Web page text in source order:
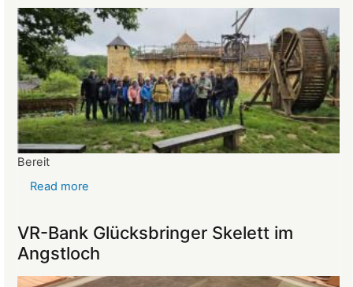
26.03.2025
Bereit
Read more
Mittelalter
begeistert
die
VR-Bank Glücksbringer Skelett im
Angstloch